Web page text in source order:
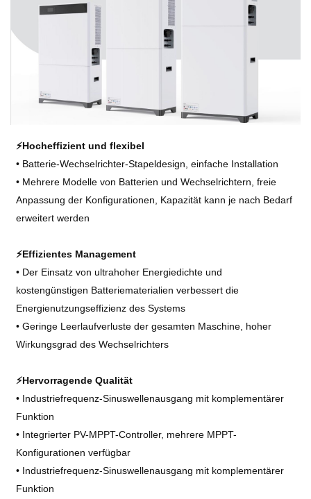
⚡Hocheffizient und flexibel
• Batterie-Wechselrichter-Stapeldesign, einfache Installation
• Mehrere Modelle von Batterien und Wechselrichtern, freie
Anpassung der Konfigurationen, Kapazität kann je nach Bedarf
erweitert werden
⚡Effizientes Management
• Der Einsatz von ultrahoher Energiedichte und
kostengünstigen Batteriematerialien verbessert die
Energienutzungseffizienz des Systems
• Geringe Leerlaufverluste der gesamten Maschine, hoher
Wirkungsgrad des Wechselrichters
⚡Hervorragende Qualität
• Industriefrequenz-Sinuswellenausgang mit komplementärer
Funktion
• Integrierter PV-MPPT-Controller, mehrere MPPT-
Konfigurationen verfügbar
• Industriefrequenz-Sinuswellenausgang mit komplementärer
Funktion